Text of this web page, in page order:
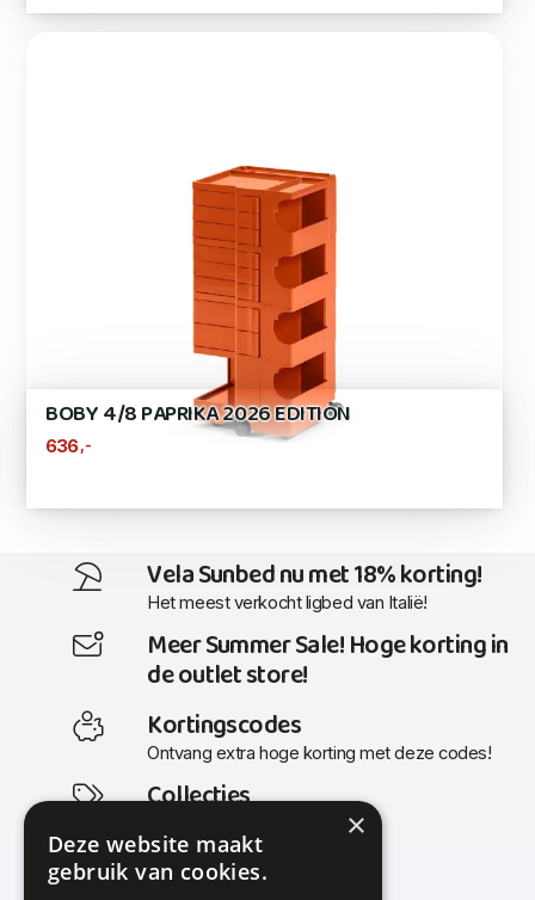
BOBY 4/8 PAPRIKA 2026 EDITION
636 ,-
Vela Sunbed nu met 18% korting!
Het meest verkocht ligbed van Italië!
Meer Summer Sale! Hoge korting in
de outlet store!
Kortingscodes
Ontvang extra hoge korting met deze codes!
Collecties
Actuele en populaire collecties
×
Deze website maakt
gebruik van cookies.